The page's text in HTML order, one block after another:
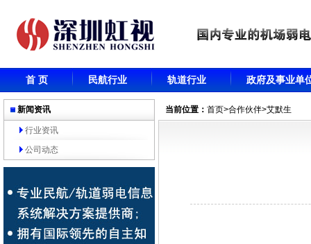
首 页 民航行业 轨道行业 政府及事业单
新闻资讯
行业资讯
公司动态
当前位置： 首页>合作伙伴>艾默生